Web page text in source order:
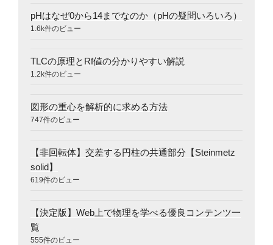
pHはなぜ0から14までなのか（pHの疑問いろいろ）
1.6k件のビュー
TLCの原理とRf値の分かりやすい解説
1.2k件のビュー
図形の重心を解析的に求める方法
747件のビュー
【非回転体】交差する円柱の共通部分【Steinmetz
solid】
619件のビュー
【決定版】Web上で物理を学べる優良コンテンツ一
覧
555件のビュー